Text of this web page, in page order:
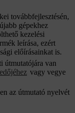
továbbfejlesztésén,
gépekhez
kezelési
leírása, ezért
előírásainkat is.
útmutatójára van
vagy vegye
az útmutató nyelvét